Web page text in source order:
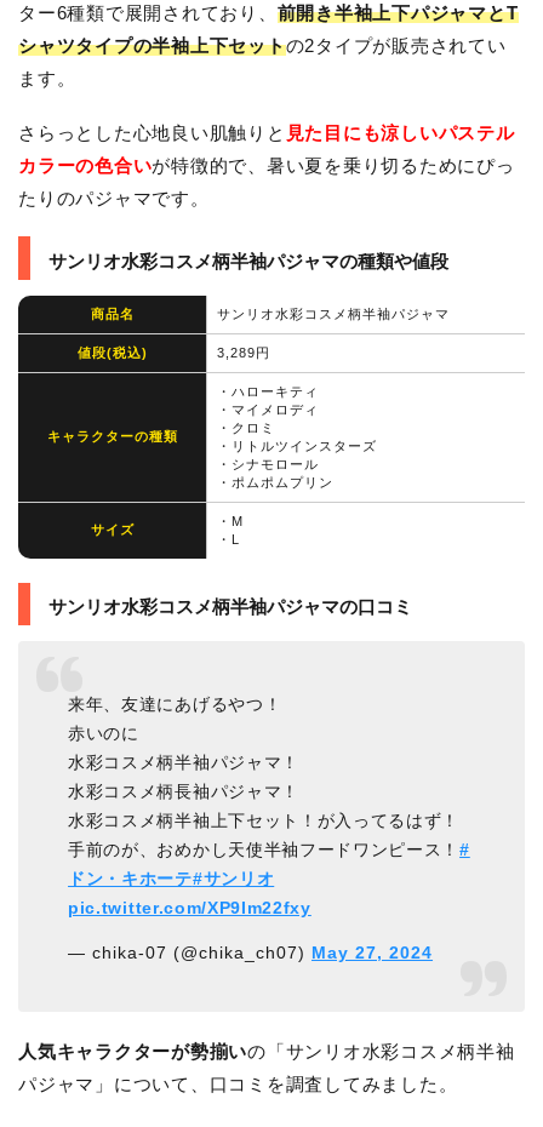
ター6種類で展開されており、 前開き半袖上下パジャマとT
シャツタイプの半袖上下セットの2タイプが販売されてい
ます。
さらっとした心地良い肌触りと 見た目にも涼しいパステル
カラーの色合いが特徴的で、暑い夏を乗り切るためにぴっ
たりのパジャマです。
サンリオ水彩コスメ柄半袖パジャマの種類や値段
商品名 サンリオ水彩コスメ柄半袖パジャマ
値段(税込) 3,289円
キャラクターの種類
・ハローキティ
・マイメロディ
・クロミ
・リトルツインスターズ
・シナモロール
・ポムポムプリン
サイズ
・M
・L
サンリオ水彩コスメ柄半袖パジャマの口コミ
来年、友達にあげるやつ！
赤いのに
水彩コスメ柄半袖パジャマ！
水彩コスメ柄長袖パジャマ！
水彩コスメ柄半袖上下セット！が入ってるはず！
手前のが、おめかし天使半袖フードワンピース！#
ドン・キホーテ#サンリオ
pic.twitter.com/XP9Im22fxy
— chika-07 (@chika_ch07) May 27, 2024
人気キャラクターが勢揃いの「サンリオ水彩コスメ柄半袖
パジャマ」について、口コミを調査してみました。